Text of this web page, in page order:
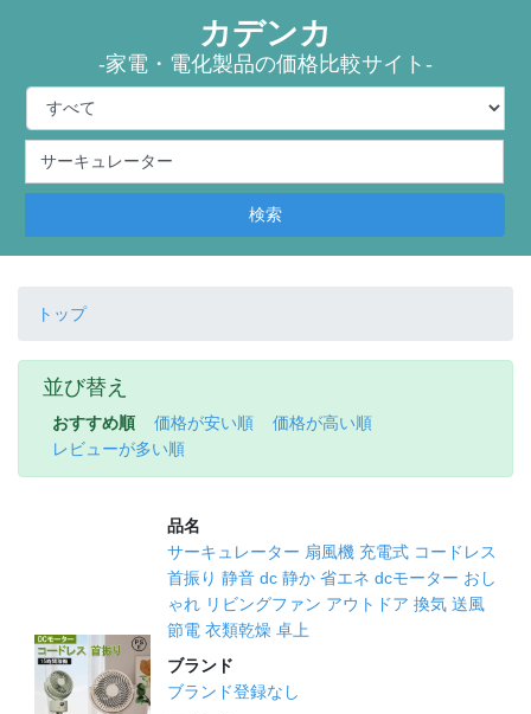
カデンカ
-家電・電化製品の価格比較サイト-
検索
トップ
並び替え
おすすめ順 価格が安い順
価格が高い順
レビューが多い順
品名
サーキュレーター 扇風機 充電式 コードレス
首振り 静音 dc 静か 省エネ dcモーター おし
ゃれ リビングファン アウトドア 換気 送風
節電 衣類乾燥 卓上
ブランド
ブランド登録なし